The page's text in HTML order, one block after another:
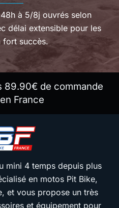
à 5/8j ouvrés selon
délai extensible pour les
fort succès.
89.90€ de commande
France
mini 4 temps depuis plus
en motos Pit Bike,
et vous propose un très
et équipement pour